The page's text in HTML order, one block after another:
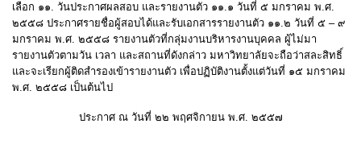
เลือก ๑๑. วันประกาศผลสอบ และรายงานตัว ๑๑.๑ วันที่ ๕ มกราคม พ.ศ.
๒๕๕๘ ประกาศรายชื่อผู้สอบได้และรับเอกสารรายงานตัว ๑๑.๒ วันที่ ๕ – ๙
มกราคม พ.ศ. ๒๕๕๘ รายงานตัวที่กลุ่มงานบริหารงานบุคคล ผู้ไม่มา
รายงานตัวตามวัน เวลา และสถานที่ดังกล่าว มหาวิทยาลัยจะถือว่าสละสิทธิ์
และจะเรียกผู้ติดสำรองเข้ารายงานตัว เพื่อปฏิบัติงานตั้งแต่วันที่ ๑๕ มกราคม
พ.ศ. ๒๕๕๘ เป็นต้นไป
ประกาศ ณ วันที่ ๒๒ พฤศจิกายน พ.ศ. ๒๕๕๗